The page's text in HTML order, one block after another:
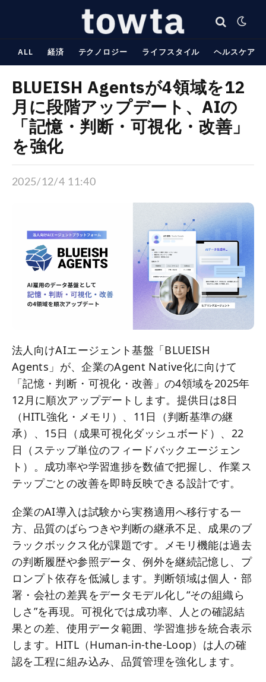
ALL 経済 テクノロジー ライフスタイル ヘルスケア
BLUEISH Agentsが4領域を12
月に段階アップデート、AIの
「記憶・判断・可視化・改善」
を強化
2025/12/4 11:40
法人向けAIエージェント基盤「BLUEISH
Agents」が、企業のAgent Native化に向けて
「記憶・判断・可視化・改善」の4領域を2025年
12月に順次アップデートします。提供日は8日
（HITL強化・メモリ）、11日（判断基準の継
承）、15日（成果可視化ダッシュボード）、22
日（ステップ単位のフィードバックエージェン
ト）。成功率や学習進捗を数値で把握し、作業ス
テップごとの改善を即時反映できる設計です。
企業のAI導入は試験から実務適用へ移行する一
方、品質のばらつきや判断の継承不足、成果のブ
ラックボックス化が課題です。メモリ機能は過去
の判断履歴や参照データ、例外を継続記憶し、プ
ロンプト依存を低減します。判断領域は個人・部
署・会社の差異をデータモデル化し“その組織ら
しさ”を再現。可視化では成功率、人との確認結
果との差、使用データ範囲、学習進捗を統合表示
します。HITL（Human-in-the-Loop）は人の確
認を工程に組み込み、品質管理を強化します。